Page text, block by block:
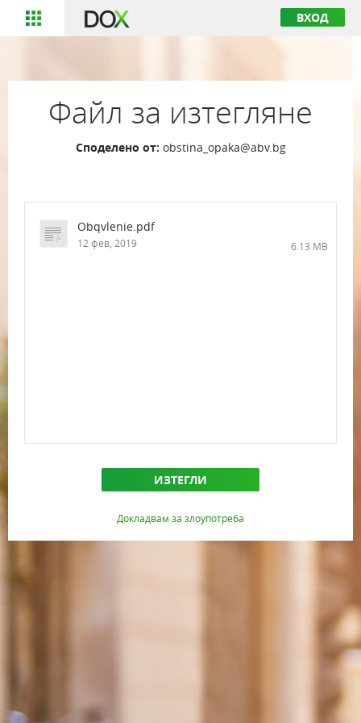
ВХОД
Файл за изтегляне
Споделено от: obstina_opaka@abv.bg
Obqvlenie.pdf
12 фев, 2019 6.13 MB
ИЗТЕГЛИ
Докладвам за злоупотреба